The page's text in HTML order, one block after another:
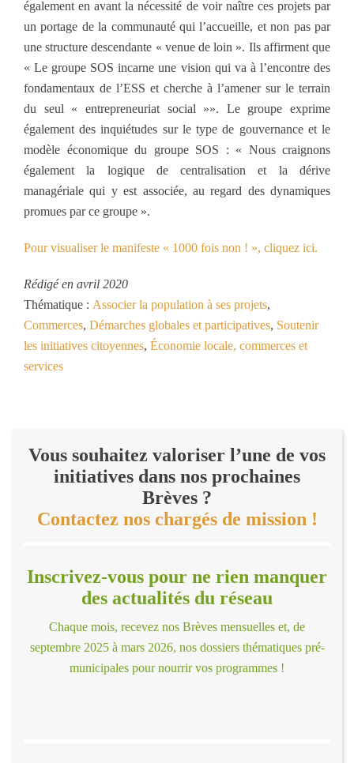
également en avant la nécessité de voir naître ces projets par
un portage de la communauté qui l’accueille, et non pas par
une structure descendante « venue de loin ». Ils affirment que
« Le groupe SOS incarne une vision qui va à l’encontre des
fondamentaux de l’ESS et cherche à l’amener sur le terrain
du seul « entrepreneuriat social »». Le groupe exprime
également des inquiétudes sur le type de gouvernance et le
modèle économique du groupe SOS : « Nous craignons
également la logique de centralisation et la dérive
managériale qui y est associée, au regard des dynamiques
promues par ce groupe ».
Pour visualiser le manifeste « 1000 fois non ! », cliquez ici.
Rédigé en avril 2020
Thématique : Associer la population à ses projets,
Commerces, Démarches globales et participatives, Soutenir
les initiatives citoyennes, Économie locale, commerces et
services
Vous souhaitez valoriser l’une de vos
initiatives dans nos prochaines
Brèves ?
Contactez nos chargés de mission !
Inscrivez-vous pour ne rien manquer
des actualités du réseau
Chaque mois, recevez nos Brèves mensuelles et, de
septembre 2025 à mars 2026, nos dossiers thématiques pré-
municipales pour nourrir vos programmes !